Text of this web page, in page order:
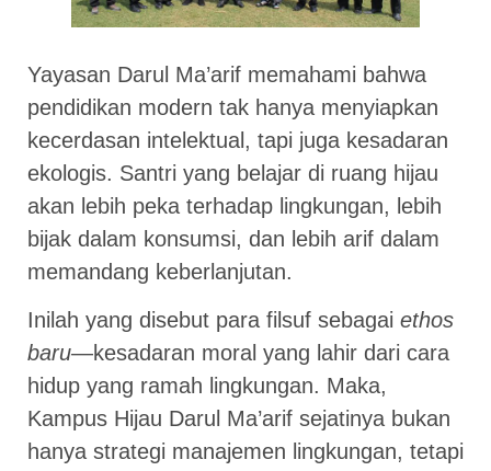
Yayasan Darul Ma’arif memahami bahwa
pendidikan modern tak hanya menyiapkan
kecerdasan intelektual, tapi juga kesadaran
ekologis. Santri yang belajar di ruang hijau
akan lebih peka terhadap lingkungan, lebih
bijak dalam konsumsi, dan lebih arif dalam
memandang keberlanjutan.
Inilah yang disebut para filsuf sebagai ethos
baru—kesadaran moral yang lahir dari cara
hidup yang ramah lingkungan. Maka,
Kampus Hijau Darul Ma’arif sejatinya bukan
hanya strategi manajemen lingkungan, tetapi